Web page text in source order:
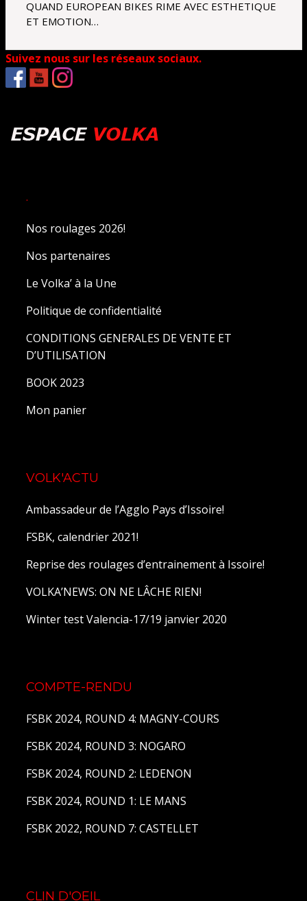
QUAND EUROPEAN BIKES RIME AVEC ESTHETIQUE
ET EMOTION…
Suivez nous sur les réseaux sociaux.
.
Nos roulages 2026!
Nos partenaires
Le Volka’ à la Une
Politique de confidentialité
CONDITIONS GENERALES DE VENTE ET
D’UTILISATION
BOOK 2023
Mon panier
VOLK'ACTU
Ambassadeur de l’Agglo Pays d’Issoire!
FSBK, calendrier 2021!
Reprise des roulages d’entrainement à Issoire!
VOLKA’NEWS: ON NE LÂCHE RIEN!
Winter test Valencia-17/19 janvier 2020
COMPTE-RENDU
FSBK 2024, ROUND 4: MAGNY-COURS
FSBK 2024, ROUND 3: NOGARO
FSBK 2024, ROUND 2: LEDENON
FSBK 2024, ROUND 1: LE MANS
FSBK 2022, ROUND 7: CASTELLET
CLIN D'OEIL